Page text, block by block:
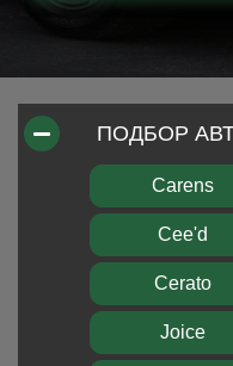
ПОДБОР
Carens
Cee'd
Cerato
Joice